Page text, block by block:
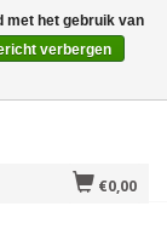
€0,00
met het gebruik van
verbergen